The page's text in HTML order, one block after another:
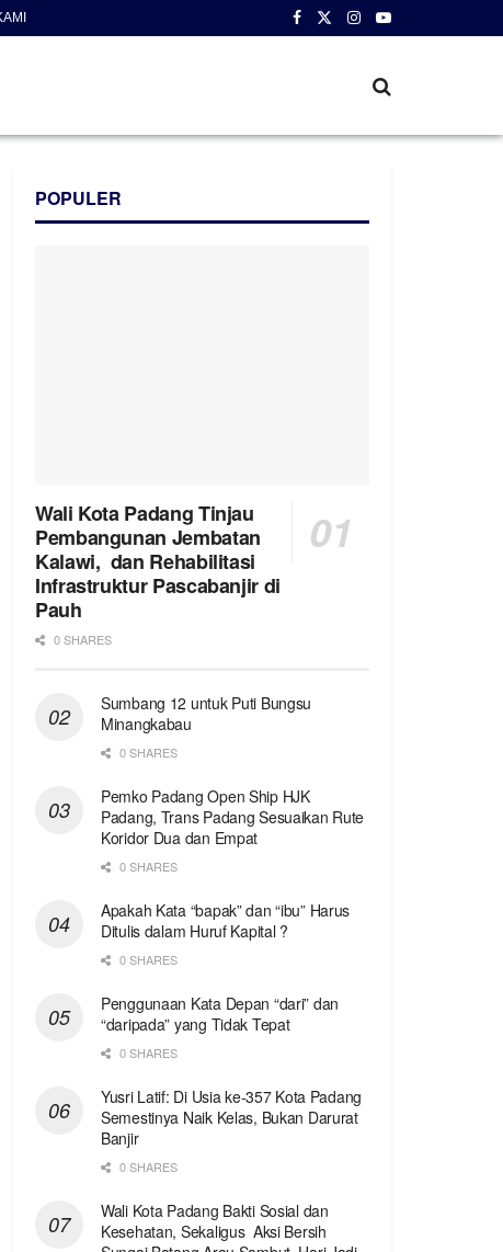
POPULER
Wali Kota Padang Tinjau
Pembangunan Jembatan
Kalawi, dan Rehabilitasi
Infrastruktur Pascabanjir di
Pauh
0 SHARES
Sumbang 12 untuk Puti Bungsu
Minangkabau
0 SHARES
Pemko Padang Open Ship HJK
Padang, Trans Padang Sesuaikan Rute
Koridor Dua dan Empat
0 SHARES
Apakah Kata “bapak” dan “ibu” Harus
Ditulis dalam Huruf Kapital ?
0 SHARES
Penggunaan Kata Depan “dari” dan
“daripada” yang Tidak Tepat
0 SHARES
Yusri Latif: Di Usia ke-357 Kota Padang
Semestinya Naik Kelas, Bukan Darurat
Banjir
0 SHARES
Wali Kota Padang Bakti Sosial dan
Kesehatan, Sekaligus Aksi Bersih